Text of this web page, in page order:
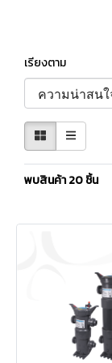
เรียงตาม
พบสินค้า 20 ชิ้น